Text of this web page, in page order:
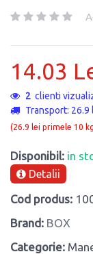
2 clienti
Transport: 26.9
(26.9 lei primele 10
Disponibil: in
Detalii
Cod produs:
Brand: BOX
Categorie: